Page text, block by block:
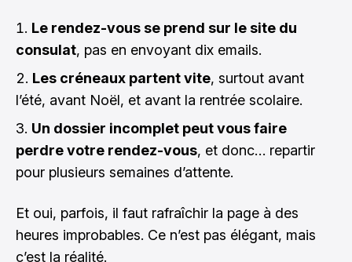
Le rendez-vous se prend sur le site du
consulat, pas en envoyant dix emails.
Les créneaux partent vite, surtout avant
l’été, avant Noël, et avant la rentrée scolaire.
Un dossier incomplet peut vous faire
perdre votre rendez-vous, et donc… repartir
pour plusieurs semaines d’attente.
Et oui, parfois, il faut rafraîchir la page à des
heures improbables. Ce n’est pas élégant, mais
c’est la réalité.